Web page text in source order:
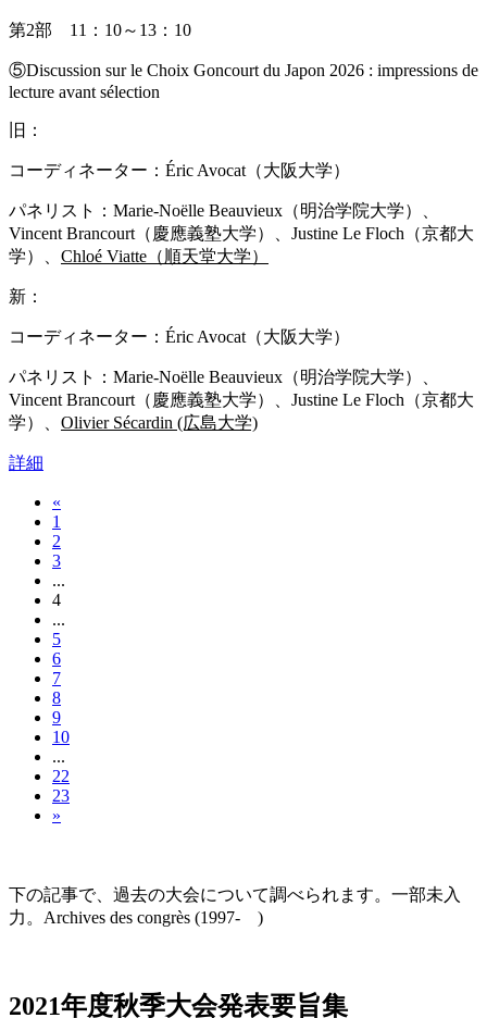
第2部 11：10～13：10
⑤Discussion sur le Choix Goncourt du Japon 2026 : impressions de
lecture avant sélection
旧：
コーディネーター：Éric Avocat（大阪大学）
パネリスト：Marie-Noëlle Beauvieux（明治学院大学）、
Vincent Brancourt（慶應義塾大学）、Justine Le Floch（京都大
学）、 Chloé Viatte（順天堂大学）
新：
コーディネーター：Éric Avocat（大阪大学）
パネリスト：Marie-Noëlle Beauvieux（明治学院大学）、
Vincent Brancourt（慶應義塾大学）、Justine Le Floch（京都大
学）、 Olivier Sécardin (広島大学)
詳細
«
1
2
3
...
4
...
5
6
7
8
9
10
...
22
23
»
下の記事で、過去の大会について調べられます。一部未入
力。Archives des congrès (1997- )
2021年度秋季大会発表要旨集